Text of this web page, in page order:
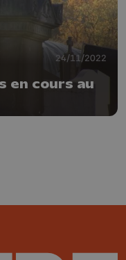
24/11/2022
en cours au